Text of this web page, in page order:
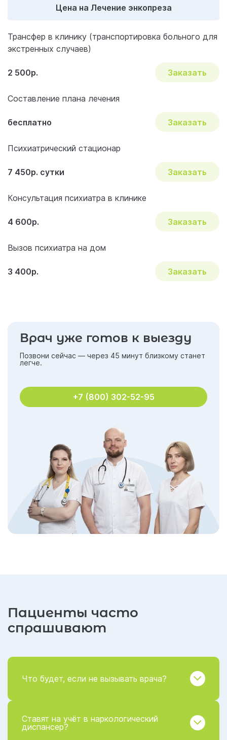
Цена на Лечение энкопреза
Трансфер в клинику (транспортировка больного для
экстренных случаев)
2 500р. Заказать
Составление плана лечения
бесплатно Заказать
Психиатрический стационар
7 450р. сутки Заказать
Консультация психиатра в клинике
4 600р. Заказать
Вызов психиатра на дом
3 400р. Заказать
Врач уже готов к выезду
Позвони сейчас — через 45 минут близкому станет
легче.
+7 (800) 302-52-95
Пациенты часто
спрашивают
Что будет, если не вызывать врача?
Ставят на учёт в наркологический
диспансер?